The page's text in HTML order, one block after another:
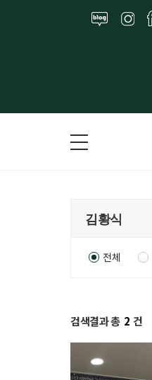
전체
검색결과 총 2 건